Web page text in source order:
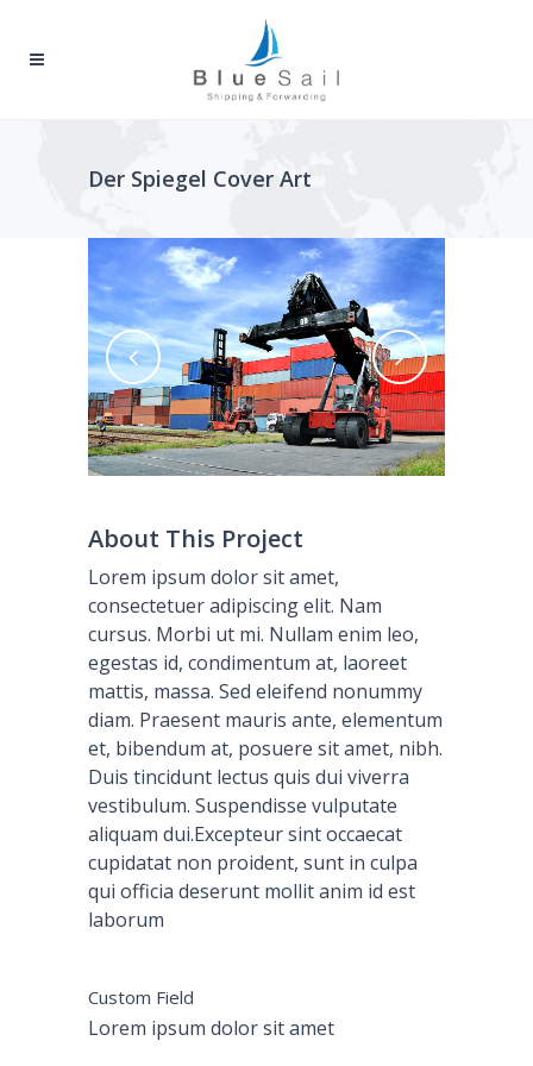
Der Spiegel Cover Art
About This Project
Lorem ipsum dolor sit amet,
consectetuer adipiscing elit. Nam
cursus. Morbi ut mi. Nullam enim leo,
egestas id, condimentum at, laoreet
mattis, massa. Sed eleifend nonummy
diam. Praesent mauris ante, elementum
et, bibendum at, posuere sit amet, nibh.
Duis tincidunt lectus quis dui viverra
vestibulum. Suspendisse vulputate
aliquam dui.Excepteur sint occaecat
cupidatat non proident, sunt in culpa
qui officia deserunt mollit anim id est
laborum
Custom Field
Lorem ipsum dolor sit amet